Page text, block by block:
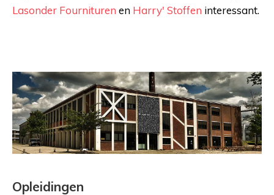
Lasonder Fournituren en Harry' Stoffen interessant.
Opleidingen